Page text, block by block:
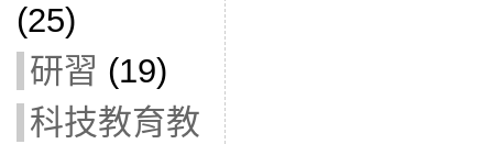
(25)
研習 (19)
科技教育教